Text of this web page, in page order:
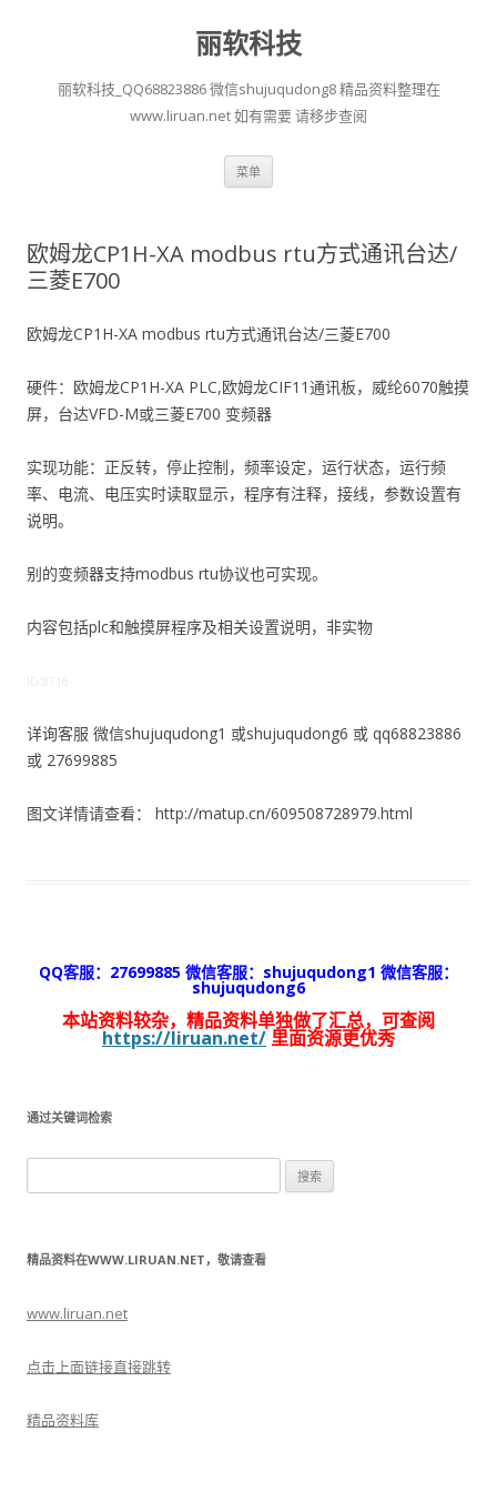
丽软科技
丽软科技_QQ68823886 微信shujuqudong8 精品资料整理在
www.liruan.net 如有需要 请移步查阅
菜单
欧姆龙CP1H-XA modbus rtu方式通讯台达/
三菱E700
欧姆龙CP1H-XA modbus rtu方式通讯台达/三菱E700
硬件：欧姆龙CP1H-XA PLC,欧姆龙CIF11通讯板，威纶6070触摸
屏，台达VFD-M或三菱E700 变频器
实现功能：正反转，停止控制，频率设定，运行状态，运行频
率、电流、电压实时读取显示，程序有注释，接线，参数设置有
说明。
别的变频器支持modbus rtu协议也可实现。
内容包括plc和触摸屏程序及相关设置说明，非实物
ID:8716
详询客服 微信shujuqudong1 或shujuqudong6 或 qq68823886
或 27699885
图文详情请查看： http://matup.cn/609508728979.html
QQ客服：27699885 微信客服：shujuqudong1 微信客服：
shujuqudong6
本站资料较杂，精品资料单独做了汇总，可查阅
https://liruan.net/ 里面资源更优秀
通过关键词检索
索：
精品资料在WWW.LIRUAN.NET，敬请查看
www.liruan.net
点击上面链接直接跳转
精品资料库